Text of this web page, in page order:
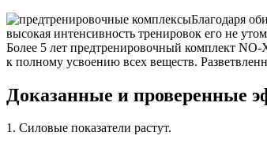
Благодаря
высокая интенсивность тренировок его не
Более 5 лет предтренировочный комплект
к полному усвоению всех веществ.
Доказанные и проверенные
1. Силовые показатели растут.